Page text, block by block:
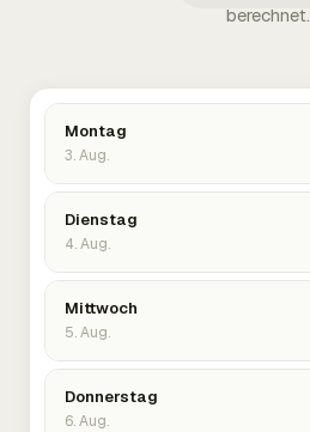
berechnet.
Montag
3. Aug.
Dienstag
4. Aug.
Mittwoch
5. Aug.
Donnerstag
6. Aug.